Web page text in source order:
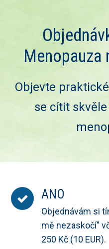
Menopauza
Objevte
se cítit
ANO
Objednávám si
mě nezaskočí"
250 Kč (10 EUR).